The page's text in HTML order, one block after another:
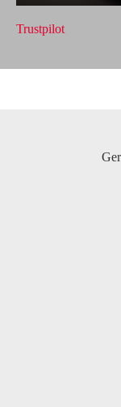
Trustpilot